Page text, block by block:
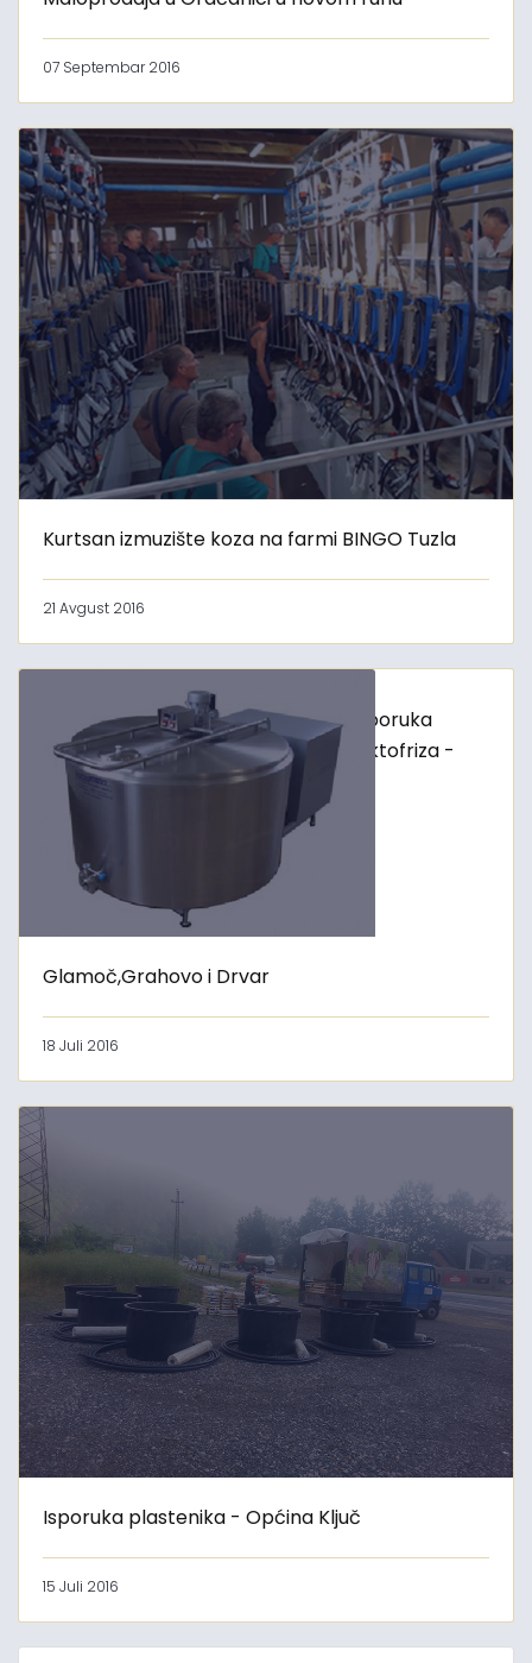
07 Septembar 2016
Kurtsan izmuzište koza na farmi BINGO Tuzla
21 Avgust 2016
Isporuka
laktofriza -
Glamoč,Grahovo i Drvar
18 Juli 2016
Isporuka plastenika - Općina Ključ
15 Juli 2016